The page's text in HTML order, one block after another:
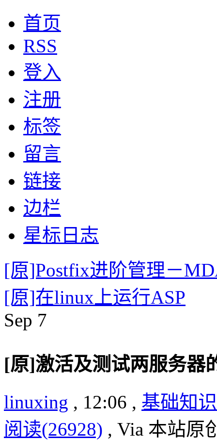
首页
RSS
登入
注册
标签
留言
链接
边栏
星标日志
[原]Postfix进阶管理－
[原]在linux上运行ASP
Sep 7
[原]激活及测试两服务器
linuxing , 12:06 , 基础知识
阅读(26928) , Via 本站原